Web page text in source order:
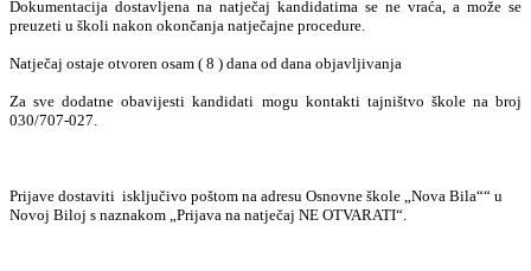
Dokumentacija dostavljena na natječaj kandidatima se ne vraća, a može se
preuzeti u školi nakon okončanja natječajne procedure.
Natječaj ostaje otvoren osam ( 8 ) dana od dana objavljivanja
Za sve dodatne obavijesti kandidati mogu kontakti tajništvo škole na broj
030/707-027.
Prijave dostaviti isključivo poštom na adresu Osnovne škole „Nova Bila““ u
Novoj Biloj s naznakom „Prijava na natječaj NE OTVARATI“.